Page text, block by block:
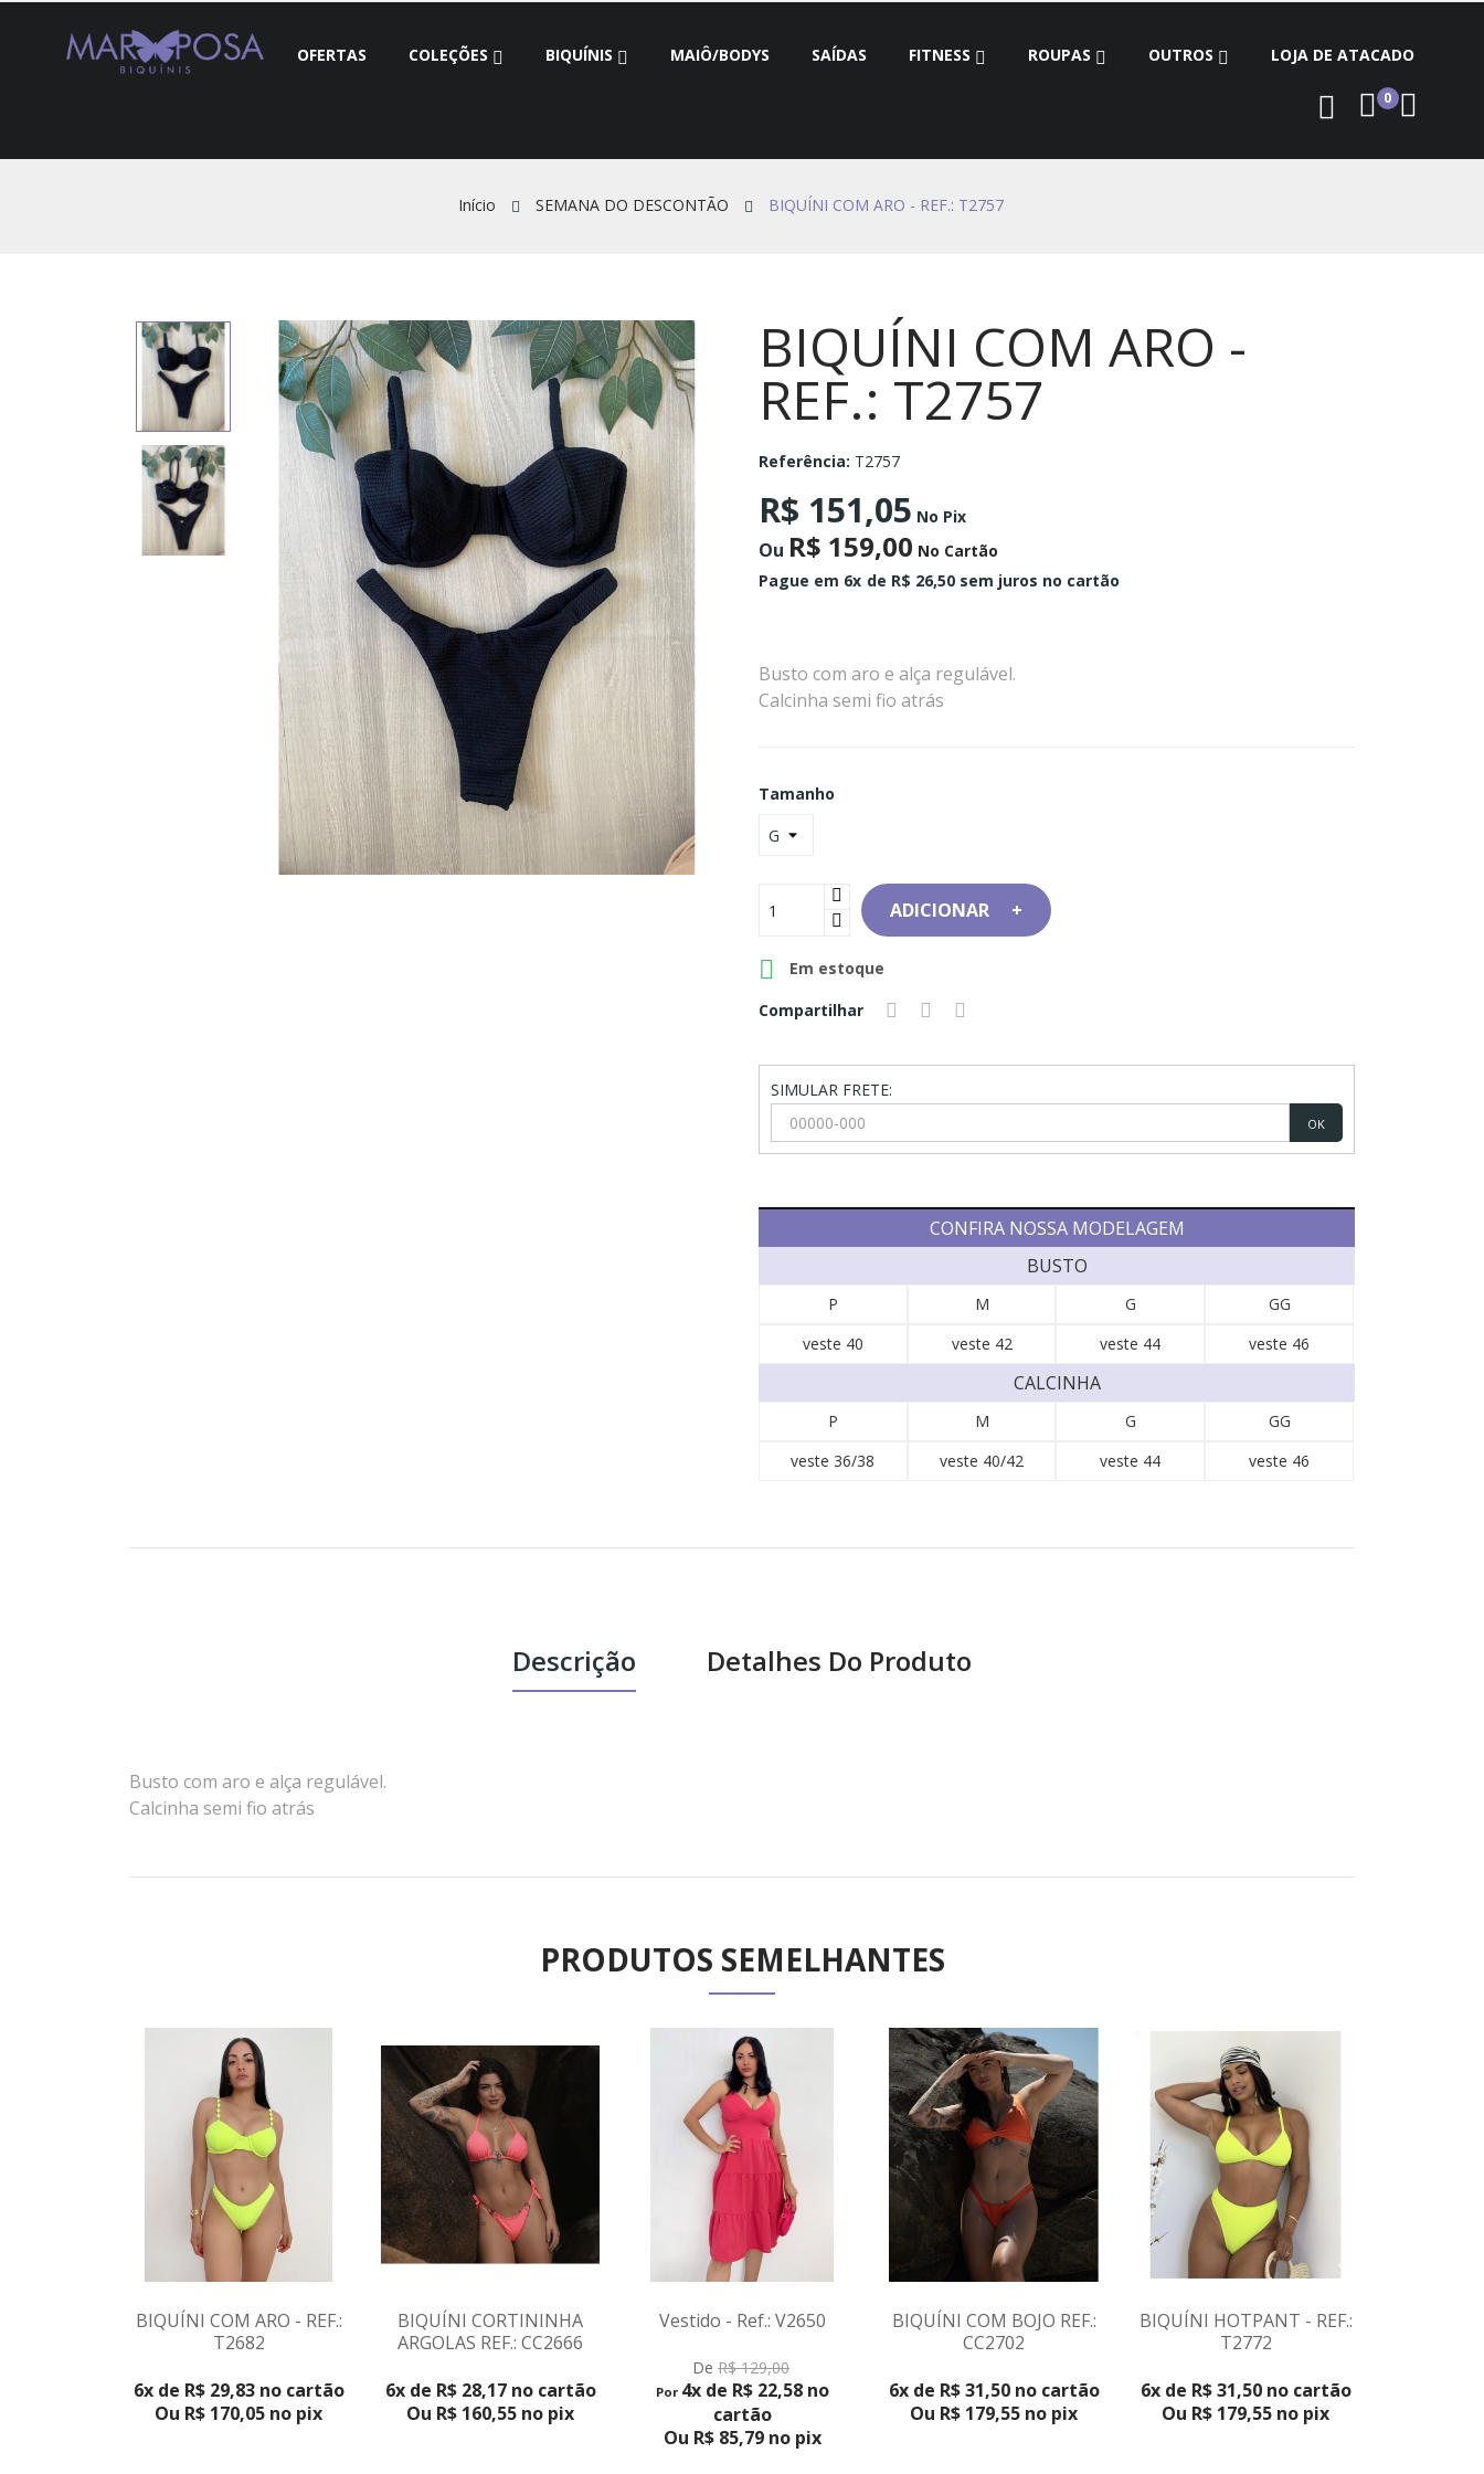
OFERTAS COLEÇÕES BIQUÍNIS MAIÔ/BODYS SAÍDAS FITNESS ROUPAS OUTROS LOJA DE ATACADO
0
Início SEMANA DO DESCONTÃO BIQUÍNI COM ARO - REF.: T2757
BIQUÍNI COM ARO -
REF.: T2757
Referência: T2757
R$ 151,05 No Pix
Ou R$ 159,00 No Cartão
Pague em 6x de R$ 26,50 sem juros no cartão
Busto com aro e alça regulável.
Calcinha semi fio atrás
Tamanho
ADICIONAR
 Em estoque
Compartilhar
SIMULAR FRETE:
OK
CONFIRA NOSSA MODELAGEM
BUSTO
P M G
GG
veste 40
veste 42 veste 44 veste 46
CALCINHA
P M G
GG
veste 36/38
veste 40/42 veste 44 veste 46
Descrição Detalhes Do Produto
Busto com aro e alça regulável.
Calcinha semi fio atrás
PRODUTOS SEMELHANTES
BIQUÍNI COM ARO - REF.:
T2682
6x de R$ 29,83 no cartão
Ou R$ 170,05 no pix
BIQUÍNI CORTININHA
ARGOLAS REF.: CC2666
6x de R$ 28,17 no cartão
Ou R$ 160,55 no pix
VER PRODUTO
Vestido - Ref.: V2650
De R$ 129,00
Por 4x de R$ 22,58 no
cartão
Ou R$ 85,79 no pix
VER PRODUTO
BIQUÍNI COM BOJO REF.:
CC2702
6x de R$ 31,50 no cartão
Ou R$ 179,55 no pix
VER PRODUTO
BIQUÍNI HOTPANT - REF.:
T2772
6x de R$ 31,50 no cartão
Ou R$ 179,55 no pix